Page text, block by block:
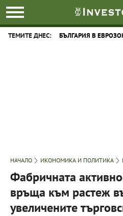
ТЕМИТЕ ДНЕС: БЪЛГАРИЯ В
НАЧАЛО ИКОНОМИКА И ПОЛИТИКА
Фабричната
връща към растеж
увеличените